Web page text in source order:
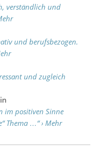
verständlich und
und berufsbezogen.
und zugleich
im positiven Sinne
Thema …“ › Mehr